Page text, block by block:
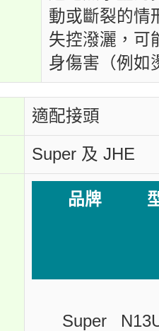
動或斷裂的情
失控潑灑，可
身傷害（例如
適配接頭
Super 及 JHE
品牌
Super